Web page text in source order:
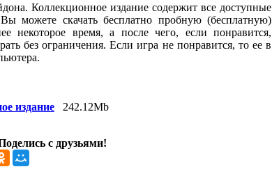
Коллекционное издание содержит все доступные
можете скачать бесплатно пробную (бесплатную)
время, а после чего, если понравится,
без ограничения. Если игра не понравится, то ее в
издание 242.12Mb
с друзьями!